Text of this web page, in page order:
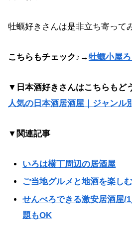
牡蠣好きさんは是非立ち寄って
こちらもチェック♪→牡蠣小屋
▼ 日本酒好きさんはこちらもど
人気の日本酒居酒屋｜ジャンル
▼関連記事
いろは横丁周辺の居酒屋
ご当地グルメと地酒を楽し
せんべろできる激安居酒屋/
題もOK